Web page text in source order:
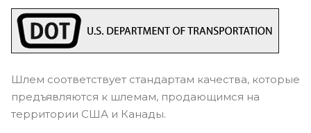
Шлем соответствует стандартам качества, которые
предъявляются к шлемам, продающимся на
территории США и Канады.